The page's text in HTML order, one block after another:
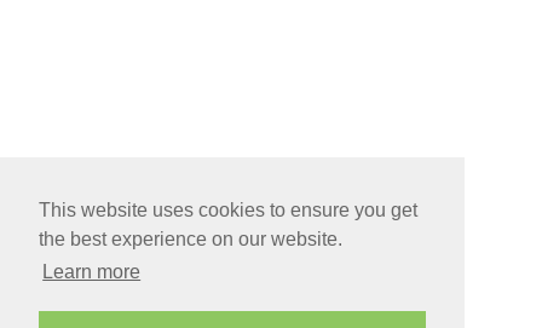
This website uses cookies to ensure you get
the best experience on our website.
Learn more